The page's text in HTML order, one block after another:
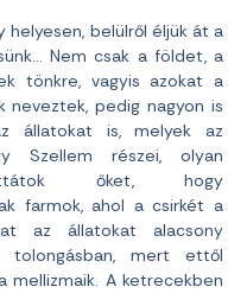
belülről éljük át a
Nem csak a földet, a
tönkre, vagyis azokat a
neveztek, pedig nagyon is
állatokat is, melyek az
Szellem részei, olyan
őket, hogy
farmok, ahol a csirkét a
az állatokat alacsony
tolongásban, mert ettől
mellizmaik. A ketrecekben